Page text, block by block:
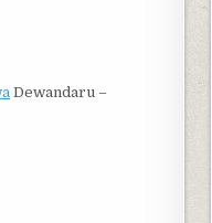
Dewandaru –